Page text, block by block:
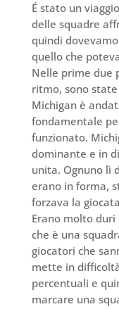
É stato un
delle squadre
quindi
quello che
Nelle prime due
ritmo, sono
Michigan è
fondamentale
funzionato.
dominante e in
unita. Ognuno lì
erano in forma,
forzava la
Erano molto
che è una
giocatori che
mette in
percentuali e
marcare una